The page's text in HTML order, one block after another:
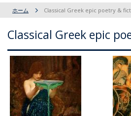
ホーム Classical Greek epic poetry &
Classical Greek epic